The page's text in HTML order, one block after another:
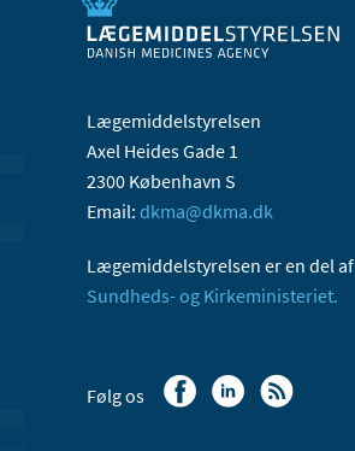
Lægemiddelstyrelsen
Axel Heides Gade 1
2300 København S
Email: dkma@dkma.dk
Lægemiddelstyrelsen er en del af
Sundheds- og Kirkeministeriet.
Følg os